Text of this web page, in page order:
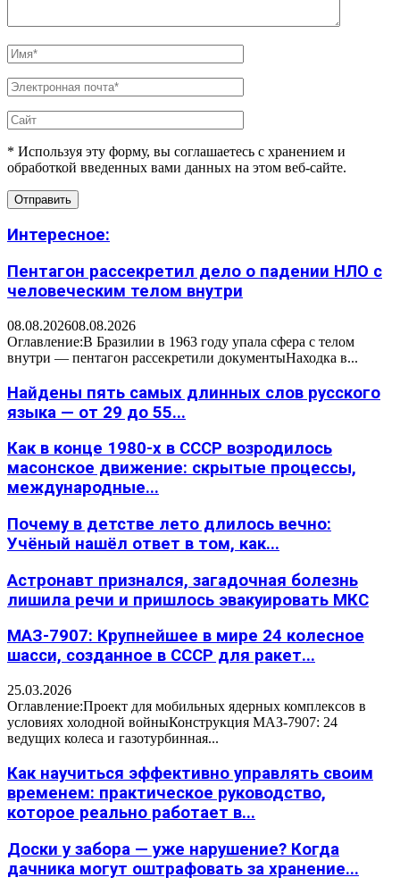
* Используя эту форму, вы соглашаетесь с хранением и
обработкой введенных вами данных на этом веб-сайте.
Интересное:
Пентагон рассекретил дело о падении НЛО с
человеческим телом внутри
08.08.202608.08.2026
Оглавление:В Бразилии в 1963 году упала сфера с телом
внутри — пентагон рассекретили документыНаходка в...
Найдены пять самых длинных слов русского
языка — от 29 до 55...
Как в конце 1980-х в СССР возродилось
масонское движение: скрытые процессы,
международные...
Почему в детстве лето длилось вечно:
Учёный нашёл ответ в том, как...
Астронавт признался, загадочная болезнь
лишила речи и пришлось эвакуировать МКС
МАЗ-7907: Крупнейшее в мире 24 колесное
шасси, созданное в СССР для ракет...
25.03.2026
Оглавление:Проект для мобильных ядерных комплексов в
условиях холодной войныКонструкция МАЗ-7907: 24
ведущих колеса и газотурбинная...
Как научиться эффективно управлять своим
временем: практическое руководство,
которое реально работает в...
Доски у забора — уже нарушение? Когда
дачника могут оштрафовать за хранение...